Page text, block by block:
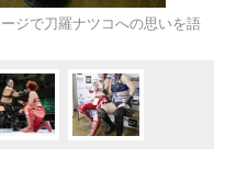
ジで刀羅ナツコへの思いを語